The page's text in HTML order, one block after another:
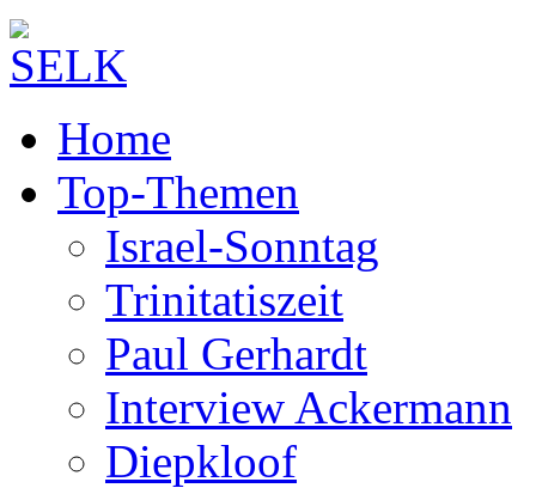
Home
Top-Themen
Israel-Sonntag
Trinitatiszeit
Paul Gerhardt
Interview Ackermann
Diepkloof